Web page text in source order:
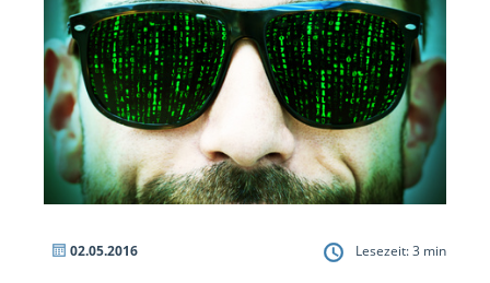
02.05.2016 Lesezeit:3 min